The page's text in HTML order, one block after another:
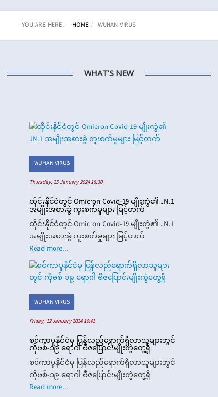
YOU ARE HERE: HOME WUHAN VIRUS
WHAT'S NEW
WUHAN VIRUS
Thursday, 25 January 2024 18:30
ထိုင်းနိုင်ငံတွင် Omicron Covid-19 မျိုးကွဲ၏ JN.1
အမျိုးအစားခွဲ ကူးစက်မှုများ မြင့်တက်
ထိုင်းနိုင်ငံတွင် Omicron Covid-19 မျိုးကွဲ၏ JN.1
အမျိုးအစားခွဲ ကူးစက်မှုများ မြင့်တက်
Read more...
WUHAN VIRUS
Friday, 12 January 2024 10:41
စင်ကာပူနိုင်ငံမှ ပြန်လည်ရောက်ရှိလာသူများတွင်
ကိုဗစ်-၁၉ ရောဂါ ဗီဇပြောင်းမျိုးကွဲတွေ့ရှိ
စင်ကာပူနိုင်ငံမှ ပြန်လည်ရောက်ရှိလာသူများတွင်
ကိုဗစ်-၁၉ ရောဂါ ဗီဇပြောင်းမျိုးကွဲတွေ့ရှိ
Read more...